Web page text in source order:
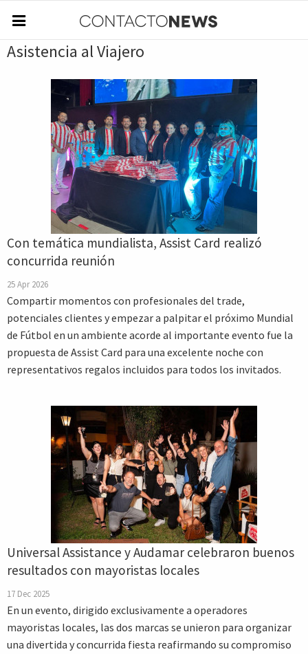
Asistencia al Viajero
Con temática mundialista, Assist Card realizó
concurrida reunión
25 Apr 2026
Compartir momentos con profesionales del trade,
potenciales clientes y empezar a palpitar el próximo Mundial
de Fútbol en un ambiente acorde al importante evento fue la
propuesta de Assist Card para una excelente noche con
representativos regalos incluidos para todos los invitados.
Universal Assistance y Audamar celebraron buenos
resultados con mayoristas locales
17 Dec 2025
En un evento, dirigido exclusivamente a operadores
mayoristas locales, las dos marcas se unieron para organizar
una divertida y concurrida fiesta reafirmando su compromiso